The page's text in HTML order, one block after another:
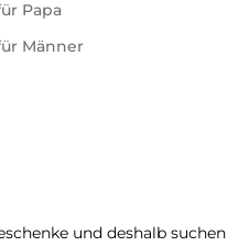
Papa
Männer
und deshalb suchen